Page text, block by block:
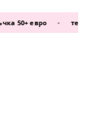
50+ евро